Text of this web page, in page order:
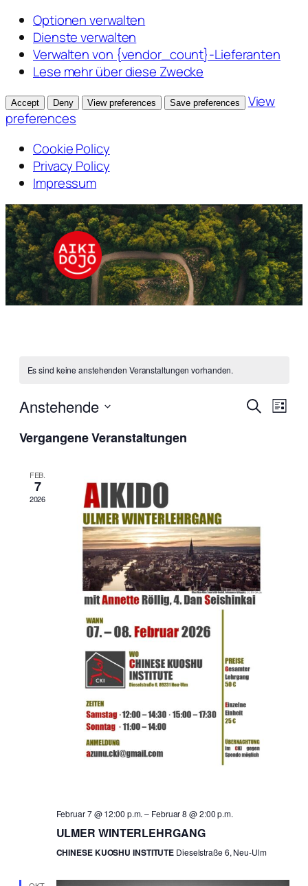
Optionen verwalten
Dienste verwalten
Verwalten von {vendor_count}-Lieferanten
Lese mehr über diese Zwecke
Accept Deny View preferences Save preferences
View
preferences
Cookie Policy
Privacy Policy
Impressum
Es sind keine anstehenden Veranstaltungen vorhanden.
SucheListe
Anstehende
wählen.
Vergangene Veranstaltungen
FEB.
7
2026
Februar 7 @ 12:00 p.m. – Februar 8 @ 2:00 p.m.
ULMER WINTERLEHRGANG
CHINESE KUOSHU INSTITUTE Dieselstraße 6, Neu-Ulm